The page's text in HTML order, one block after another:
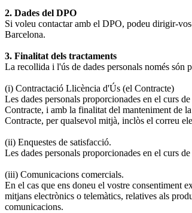
2. Dades del DPO
Si voleu contactar amb el DPO, podeu dirigir-
Barcelona.
3. Finalitat dels tractaments
La recollida i l'ús de dades personals només són
(i) Contractació Llicència d'Ús (el Contracte)
Les dades personals proporcionades en el curs
Contracte, i amb la finalitat del manteniment de
Contracte, per qualsevol mitjà, inclòs el correu
(ii) Enquestes de satisfacció.
Les dades personals proporcionades en el curs
(iii) Comunicacions comercials.
En el cas que ens doneu el vostre consentiment
mitjans electrònics o telemàtics, relatives als
comunicacions.